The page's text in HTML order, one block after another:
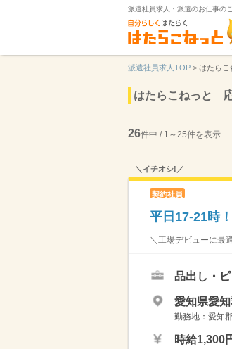
派遣社員求人・派遣のお仕事の
派遣社員求人TOP > はたら
はたらこねっと
26件中 / 1～25件を表示
＼イチオシ!／
契約社員
平日17-21時
＼工場デビューに最
品出し・
愛知県愛
勤務地：愛知
時給1,300